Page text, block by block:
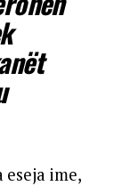
ime,